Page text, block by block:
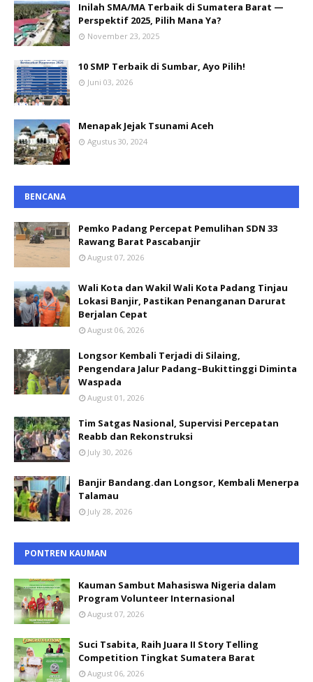
Inilah SMA/MA Terbaik di Sumatera Barat —
Perspektif 2025, Pilih Mana Ya?
November 23, 2025
10 SMP Terbaik di Sumbar, Ayo Pilih!
Juni 03, 2026
Menapak Jejak Tsunami Aceh
Agustus 30, 2024
BENCANA
Pemko Padang Percepat Pemulihan SDN 33
Rawang Barat Pascabanjir
August 07, 2026
Wali Kota dan Wakil Wali Kota Padang Tinjau
Lokasi Banjir, Pastikan Penanganan Darurat
Berjalan Cepat
August 06, 2026
Longsor Kembali Terjadi di Silaing,
Pengendara Jalur Padang–Bukittinggi Diminta
Waspada
August 01, 2026
Tim Satgas Nasional, Supervisi Percepatan
Reabb dan Rekonstruksi
July 30, 2026
Banjir Bandang.dan Longsor, Kembali Menerpa
Talamau
July 28, 2026
PONTREN KAUMAN
Kauman Sambut Mahasiswa Nigeria dalam
Program Volunteer Internasional
August 07, 2026
Suci Tsabita, Raih Juara II Story Telling
Competition Tingkat Sumatera Barat
August 06, 2026